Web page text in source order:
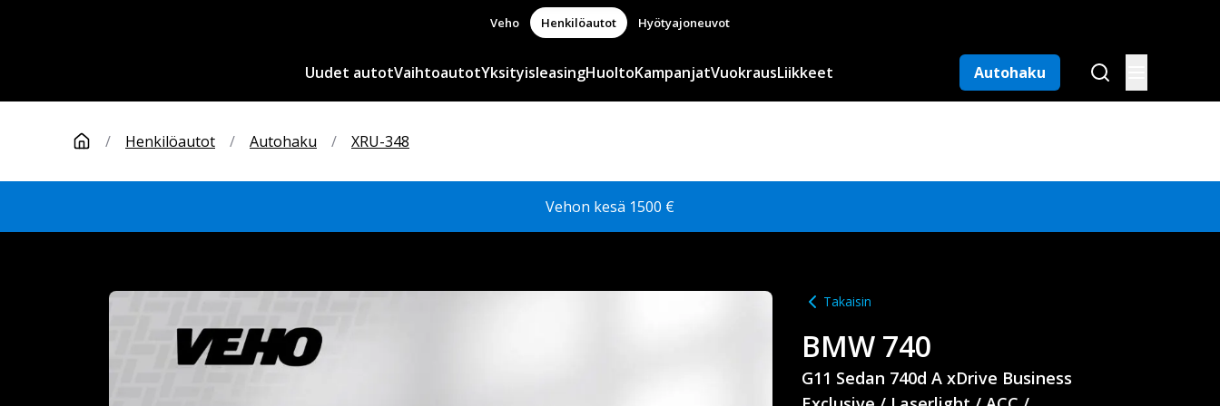
Veho Henkilöautot Hyötyajoneuvot
Uudet autotVaihtoautotYksityisleasingHuoltoKampanjatVuokrausLiikkeet Autohaku
/ Henkilöautot / Autohaku / XRU-348
Vehon kesä 1500 €
Takaisin
BMW 740
G11 Sedan 740d A xDrive Business